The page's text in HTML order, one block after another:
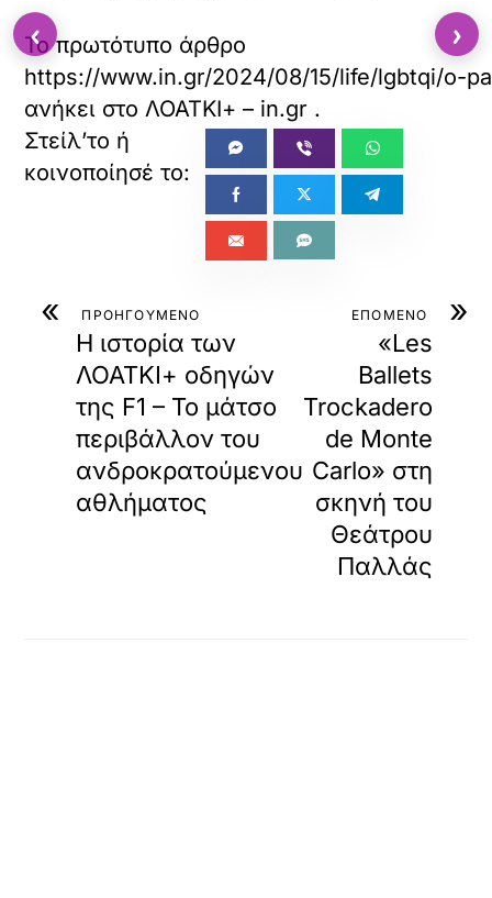
μ
ε
ν
ο
Το πρωτότυπο άρθρο
https://www.in.gr/2024/08/15/life/lgbtqi/o-
ανήκει στοΛΟΑΤΚΙ+ – in.gr .
« ΠΡΟΗΓΟΥΜΕΝΟ
Η ιστορία των
ΛΟΑΤΚΙ+ οδηγών
της F1 – To μάτσο
περιβάλλον του
ανδροκρατούμενου
αθλήματος
»
ΕΠΟΜΕΝΟ
«Les
Ballets
Trockadero
de Monte
Carlo» στη
σκηνή του
Θεάτρου
Παλλάς
‹ ›